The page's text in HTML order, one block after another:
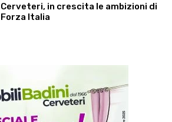
Cerveteri, in crescita le ambizioni di
Forza Italia